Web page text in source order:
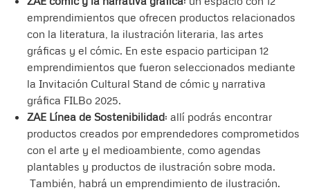
emprendimientos que ofrecen productos relacionados
con la literatura, la ilustración literaria, las artes
gráficas y el cómic. En este espacio participan 12
emprendimientos que fueron seleccionados mediante
la Invitación Cultural Stand de cómic y narrativa
gráfica FILBo 2025.
ZAE Línea de Sostenibilidad: allí podrás encontrar
productos creados por emprendedores comprometidos
con el arte y el medioambiente, como agendas
plantables y productos de ilustración sobre moda.
También, habrá un emprendimiento de ilustración.